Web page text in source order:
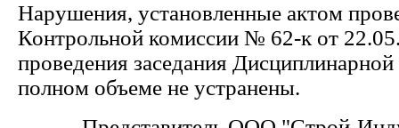
Нарушения, установленные актом
Контрольной комиссии № 62-к от
проведения заседания
полном объеме не